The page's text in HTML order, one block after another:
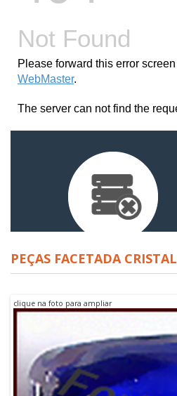
PEÇAS FACETADA CRISTAL
clique na foto para ampliar